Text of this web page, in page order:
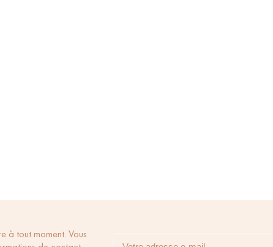
à tout moment. Vous